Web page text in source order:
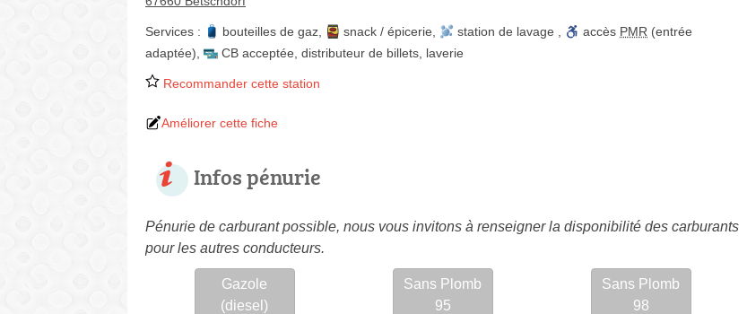
Services : bouteilles de gaz snack / épicerie station de lavage accès PMR (entrée
adaptée)
CB acceptée distributeur de billets laverie
Recommander cette station
Améliorer cette fiche
Infos pénurie
Pénurie de carburant possible, nous vous invitons à renseigner la disponibilité des carburants
pour les autres conducteurs.
Gazole
(diesel)
Sans Plomb
95
Sans Plomb
98